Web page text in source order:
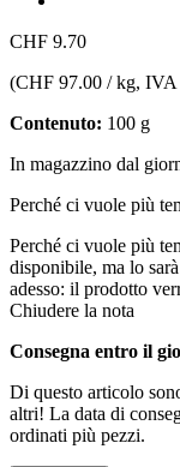
CHF 9.70
(CHF 97.00 / kg, IVA
Contenuto: 100 g
In magazzino dal
Perché ci vuole più
Perché ci vuole più
disponibile, ma lo
adesso: il prodotto
Chiudere la nota
Consegna entro il
Di questo articolo
altri! La data di
ordinati più pezzi.